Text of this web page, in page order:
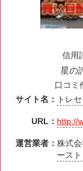
信用
星の
口コミ
サイト名：
トレ
URL： http://
運営業者：株式
ース